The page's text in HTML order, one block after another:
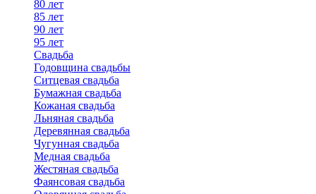
80 лет
85 лет
90 лет
95 лет
Свадьба
Годовщина свадьбы
Ситцевая свадьба
Бумажная свадьба
Кожаная свадьба
Льняная свадьба
Деревянная свадьба
Чугунная свадьба
Медная свадьба
Жестяная свадьба
Фаянсовая свадьба